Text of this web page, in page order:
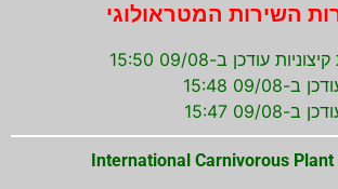
השירות המטראולוגי
עודכן ב-09/08 15:50
08 15:48
08 15:47
International Carnivorous Plant